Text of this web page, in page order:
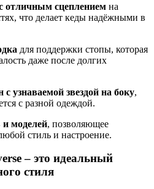
отличным сцеплением на
что делает кеды надёжными в
для поддержки стопы, которая
даже после долгих
с узнаваемой звездой на боку,
с разной одеждой.
и моделей, позволяющее
стиль и настроение.
– это идеальный
стиля